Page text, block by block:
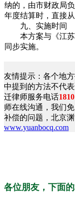
纳的，由市财政局
年度结算时，直接
九、实施时间
本方案与《江苏
同步实施。
友情提示：各个地
中提到的方法不代
迁律师服务电话
师在线沟通，我们
补偿的问题，北京
www.yuanbocq.com
各位朋友，下面